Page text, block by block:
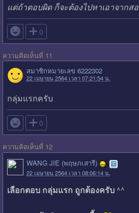
แต่ถ้าตอบผิด ก็จะต้องไปหาเอาจากส
 0
ความคิดเห็นที่ 11
สมาชิกหมายเลข 6222302
22 เมษายน 2564 เวลา 07:21:54 น.
กลุ่มแรกครับ
 0
ความคิดเห็นที่ 12
WANG JIE (พฤษภเสารี)
22 เมษายน 2564 เวลา 08:06:14 น.
เลือกตอบ กลุ่มแรก ถูกต้องครับ ^^